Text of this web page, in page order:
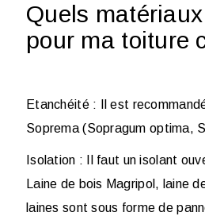
Quels
pour ma toiture
Etanchéité: Il est
Soprema (Sopragum optima,
Isolation : Il faut un isolant
Laine de bois Magripol, laine
laines sont sous forme de